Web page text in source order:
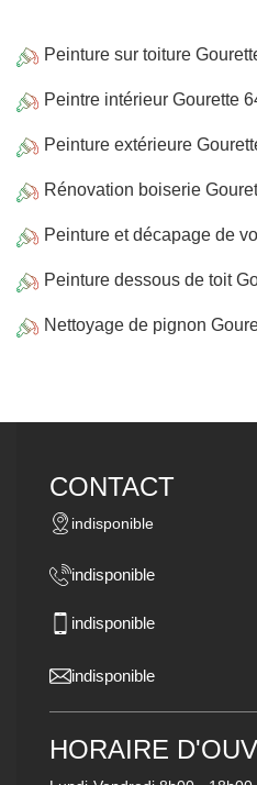
Peinture sur toiture
Peintre intérieur Gourette
Peinture extérieure
Rénovation boiserie
Peinture et décapage de
Peinture dessous de toit
Nettoyage de pignon
CONTACT
indisponible
indisponible
indisponible
indisponible
HORAIRE